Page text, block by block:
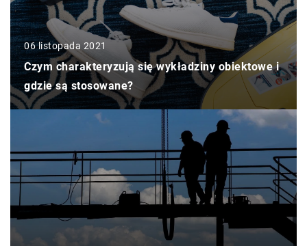
06 listopada 2021
Czym charakteryzują się wykładziny obiektowe i
gdzie są stosowane?